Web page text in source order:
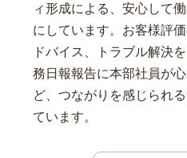
ィ形成による、安心して
にしています。お客様評
ドバイス、トラブル解決
務日報報告に本部社員が
ど、つながりを感じられ
ています。